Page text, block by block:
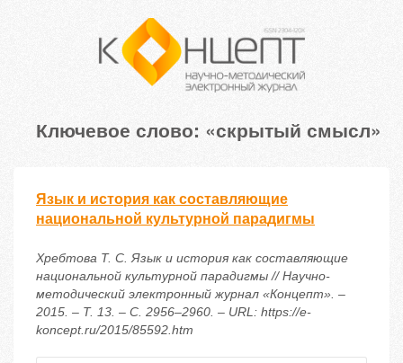
Ключевое слово: «скрытый смысл»
Язык и история как составляющие
национальной культурной парадигмы
Хребтова Т. С. Язык и история как составляющие
национальной культурной парадигмы // Научно-
методический электронный журнал «Концепт». –
2015. – Т. 13. – С. 2956–2960. – URL: https://e-
koncept.ru/2015/85592.htm